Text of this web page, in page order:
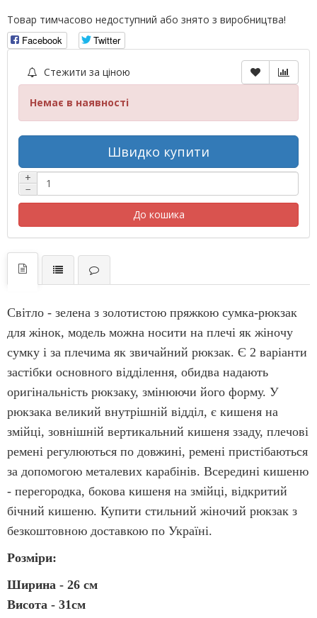
Товар тимчасово недоступний або знято з виробництва!
Facebook
Twitter
Стежити за ціною
Немає в наявності
Швидко купити
+
−
До кошика
Світло - зелена з золотистою пряжкою сумка-рюкзак
для жінок, модель можна носити на плечі як жіночу
сумку і за плечима як звичайний рюкзак. Є 2 варіанти
застібки основного відділення, обидва надають
оригінальність рюкзаку, змінюючи його форму. У
рюкзака великий внутрішній відділ, є кишеня на
змійці, зовнішній вертикальний кишеня ззаду, плечові
ремені регулюються по довжині, ремені пристібаються
за допомогою металевих карабінів. Всередині кишеню
- перегородка, бокова кишеня на змійці, відкритий
бічний кишеню. Купити стильний жіночий рюкзак з
безкоштовною доставкою по Україні.
Розміри:
Ширина - 26 см
Висота - 31см